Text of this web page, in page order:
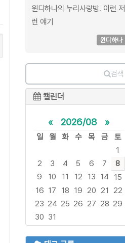
윈디하나의 누리사랑방. 이런 저
런 얘기
윈디하나
검색
캘린더
« 2026/08 »
일 월 화 수 목 금
토
1
2
3 4 5 6 7
8
9
10 11 12 13 14
15
16 17 18 19 20 21
22
23 24 25 26 27 28 29
30 31